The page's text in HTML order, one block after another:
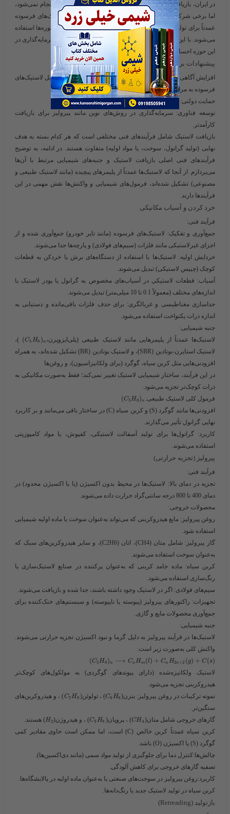
در ایران، بازیافت لاستیک هنوز به‌صورت گسترده و سازمان‌یافته انجام نمی‌شود،
اما برخی شرکت‌ها و کارخانه‌ها در این زمینه فعالیت دارند. لاستیک‌های فرسوده
عمدتاً برای تولید گرانول، آسفالت لاستیکی یا به‌عنوان سوخت در کوره‌ها استفاده
می‌شوند. با این حال، نیاز به سیاست‌گذاری‌های قوی‌تر و تشویق سرمایه‌گذاری در
این حوزه احساس می‌شود.
پیشنهادات برای بهبود بازیافت لاستیک
افزایش آگاهی عمومی: آموزش مردم درباره اهمیت بازیافت و تحویل لاستیک‌های
فرسوده به مراکز مجاز.
حمایت دولتی: ارائه یارانه‌ها و تسهیلات برای شرکت‌های بازیافت.
توسعه فناوری: سرمایه‌گذاری در روش‌های نوین مانند پیرولیز برای بازیافت
کارآمدتر.
بازیافت لاستیک شامل فرآیندهای فنی مختلفی است که هر کدام بسته به هدف
نهایی (تولید گرانول، سوخت، یا مواد اولیه) متفاوت هستند. در ادامه، به توضیح
فرآیندهای فنی اصلی بازیافت لاستیک و جنبه‌های شیمیایی مرتبط با آن‌ها
می‌پردازم. از آنجا که لاستیک‌ها عمدتاً از پلیمرهای پیچیده (مانند لاستیک طبیعی و
مصنوعی) تشکیل شده‌اند، فرمول‌های شیمیایی و واکنش‌ها نقش مهمی در این
فرآیندها دارند.
خرد کردن و آسیاب مکانیکی
فرآیند فنی:
جمع‌آوری و تفکیک: لاستیک‌های فرسوده (مانند تایر خودرو) جمع‌آوری شده و از
اجزای غیرلاستیکی مانند فلزات (سیم‌های فولادی) و پارچه‌ها جدا می‌شوند.
خردایش اولیه: لاستیک‌ها با استفاده از دستگاه‌های برش یا خردکن به قطعات
کوچک (چیپس لاستیکی) تبدیل می‌شوند.
آسیاب: قطعات لاستیکی در آسیاب‌های مخصوص به گرانول یا پودر لاستیک با
اندازه‌های مختلف (معمولاً 0.1 تا 10 میلی‌متر) تبدیل می‌شوند.
جداسازی مغناطیسی و غربالگری: برای حذف فلزات باقی‌مانده و دستیابی به
اندازه ذرات یکنواخت استفاده می‌شود.
جنبه شیمیایی:
لاستیک‌ها عمدتاً از پلیمرهایی مانند لاستیک طبیعی (پلی‌ایزوپرن،​
(C5 H8 )n
​ )،
لاستیک استایرن-بوتادین (SBR)، و لاستیک بوتادین (BR) تشکیل شده‌اند، به همراه
افزودنی‌هایی مثل کربن سیاه، گوگرد (برای ولکانیزاسیون)، و روغن‌ها
در این فرآیند، ساختار شیمیایی لاستیک تغییر نمی‌کند؛ فقط به‌صورت مکانیکی به
ذرات کوچک‌تر تجزیه می‌شود.
فرمول کلی لاستیک طبیعی:​
(C5H8 )n
افزودنی‌ها مانند گوگرد (S) و کربن سیاه (C) در ساختار باقی می‌مانند و بر کاربرد
نهایی گرانول تأثیر می‌گذارند.
کاربرد: گرانول‌ها برای تولید آسفالت لاستیکی، کفپوش، یا مواد کامپوزیتی
استفاده می‌شوند.
پیرولیز (تجزیه حرارتی)
فرآیند فنی:
تجزیه در دمای بالا: لاستیک‌ها در محیط بدون اکسیژن (یا با اکسیژن محدود) در
دمای 400 تا 800 درجه سانتی‌گراد حرارت داده می‌شوند.
محصولات خروجی:
روغن پیرولیز : مایع هیدروکربنی که می‌تواند به‌عنوان سوخت یا ماده اولیه شیمیایی
استفاده شود.
گاز پیرولیز
: شامل متان (CH4)، اتان (C2H6)، و سایر هیدروکربن‌های سبک که
به‌عنوان سوخت استفاده می‌شوند.
کربن سیاه: ماده جامد کربنی که به‌عنوان پرکننده در صنایع لاستیک‌سازی یا
رنگ‌سازی استفاده می‌شود.
سیم‌های فولادی: اگر در لاستیک وجود داشته باشند، جدا شده و بازیافت می‌شوند.
تجهیزات: راکتورهای پیرولیز (پیوسته یا ناپیوسته) و سیستم‌های خنک‌کننده برای
جمع‌آوری محصولات مایع و گازی.
جنبه شیمیایی:
لاستیک‌ها در فرآیند پیرولیز به دلیل گرما و نبود اکسیژن تجزیه حرارتی می‌شوند.
واکنش کلی به‌صورت زیر است:
(C5H8 )n ⟶ CnHm (l) + Cn H2n+2 (g) + C(s)
لاستیک ولکانیزه‌شده (دارای پیوندهای گوگردی) به مولکول‌های کوچک‌تر
هیدروکربنی تجزیه می‌شود.
نمونه ترکیبات در روغن پیرولیز: بنزن(​
C6 H6 ​) ، تولوئن(​ C7H8
​) ، و هیدروکربن‌های
سنگین‌تر.
گازهای خروجی شامل متان(​
CH4 ​) ، پروپان(​ C3 H8 ​) ، و هیدروژن(​ H2
​) هستند.
کربن سیاه عمدتاً کربن خالص (C) است، اما ممکن است حاوی مقادیر کمی
گوگرد (S) یا اکسیژن (O) باشد.
چالش‌ها:کنترل دما برای جلوگیری از تولید مواد سمی (مانند دی‌اکسین‌ها).
تصفیه گازهای خروجی برای کاهش آلودگی.
کاربرد:روغن پیرولیز در سوخت‌های صنعتی یا به‌عنوان ماده اولیه در پالایشگاه‌ها.
کربن سیاه در تولید لاستیک جدید یا رنگ‌دانه‌ها.
بازتولید (Retreading)